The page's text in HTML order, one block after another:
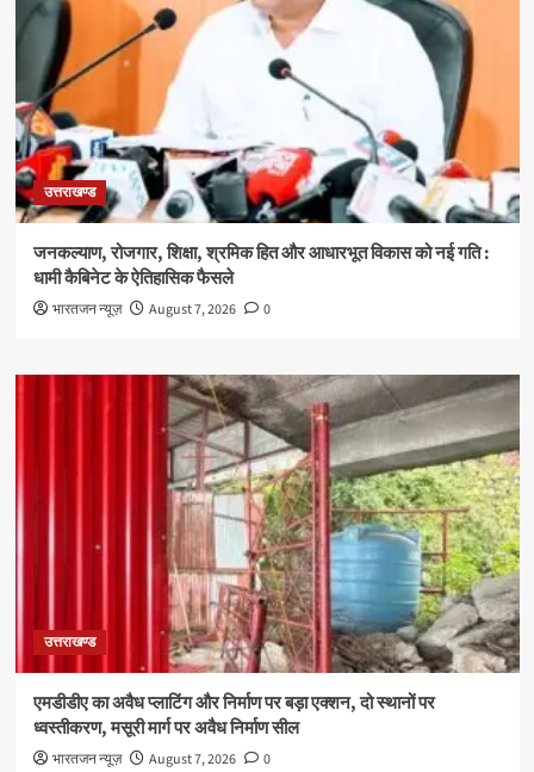
उत्तराखण्ड
जनकल्याण, रोजगार, शिक्षा, श्रमिक हित और आधारभूत विकास को नई गति :
धामी कैबिनेट के ऐतिहासिक फैसले
भारतजन न्यूज़ August 7, 2026 0
उत्तराखण्ड
एमडीडीए का अवैध प्लाटिंग और निर्माण पर बड़ा एक्शन, दो स्थानों पर
ध्वस्तीकरण, मसूरी मार्ग पर अवैध निर्माण सील
भारतजन न्यूज़ August 7, 2026 0